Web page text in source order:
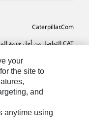
Caterpillar.com
CAT التواصل من أجل خدمة المعدات ودعم
تفضيلات التسويق الخاصة بي
خريطة الموقع
Cookie Settings
your
the site to
and
anytime using